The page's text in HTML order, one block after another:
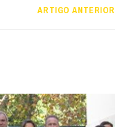
ARTIGO ANTERIOR